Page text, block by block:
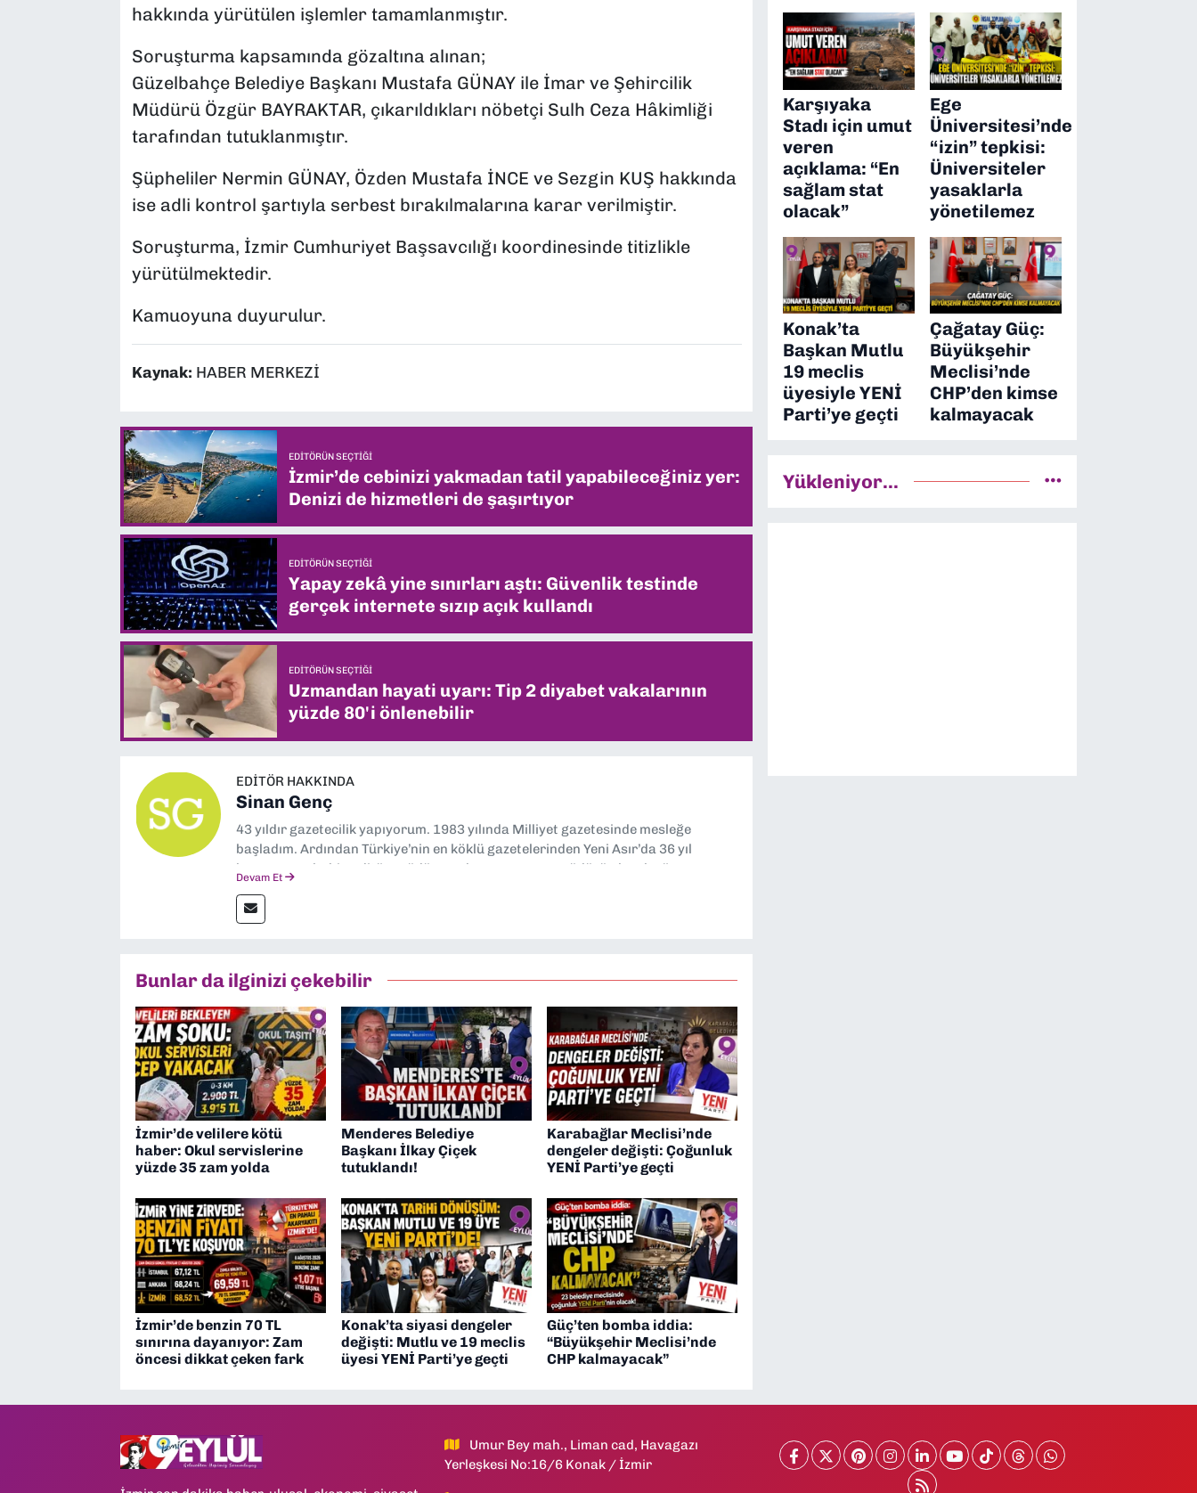
hakkında yürütülen işlemler tamamlanmıştır.
Soruşturma kapsamında gözaltına alınan;
Güzelbahçe Belediye Başkanı Mustafa GÜNAY ile İmar ve Şehircilik
Müdürü Özgür BAYRAKTAR, çıkarıldıkları nöbetçi Sulh Ceza Hâkimliği
tarafından tutuklanmıştır.
Şüpheliler Nermin GÜNAY, Özden Mustafa İNCE ve Sezgin KUŞ hakkında
ise adli kontrol şartıyla serbest bırakılmalarına karar verilmiştir.
Soruşturma, İzmir Cumhuriyet Başsavcılığı koordinesinde titizlikle
yürütülmektedir.
Kamuoyuna duyurulur.
Kaynak: HABER MERKEZİ
EDITÖRÜN SEÇTIĞI
İzmir’de cebinizi yakmadan tatil yapabileceğiniz yer:
Denizi de hizmetleri de şaşırtıyor
EDITÖRÜN SEÇTIĞI
Yapay zekâ yine sınırları aştı: Güvenlik testinde
gerçek internete sızıp açık kullandı
EDITÖRÜN SEÇTIĞI
Uzmandan hayati uyarı: Tip 2 diyabet vakalarının
yüzde 80'i önlenebilir
EDITÖR HAKKINDA
Sinan Genç
43 yıldır gazetecilik yapıyorum. 1983 yılında Milliyet gazetesinde mesleğe
başladım. Ardından Türkiye’nin en köklü gazetelerinden Yeni Asır’da 36 yıl
boyunca muhabir, editör, müdür yardımcısı ve spor müdürü olarak görev
anda Dokuz Eylül Gazetesi'nde editörlük yapıyorum
Devam Et
Bunlar da ilginizi çekebilir
İzmir’de velilere kötü
haber: Okul servislerine
yüzde 35 zam yolda
Menderes Belediye
Başkanı İlkay Çiçek
tutuklandı!
Karabağlar Meclisi’nde
dengeler değişti: Çoğunluk
YENİ Parti’ye geçti
İzmir’de benzin 70 TL
sınırına dayanıyor: Zam
öncesi dikkat çeken fark
Konak’ta siyasi dengeler
değişti: Mutlu ve 19 meclis
üyesi YENİ Parti’ye geçti
Güç’ten bomba iddia:
“Büyükşehir Meclisi’nde
CHP kalmayacak”
Karşıyaka
Stadı için umut
veren
açıklama: “En
sağlam stat
olacak”
Ege
Üniversitesi’nde
“izin” tepkisi:
Üniversiteler
yasaklarla
yönetilemez
Konak’ta
Başkan Mutlu
19 meclis
üyesiyle YENİ
Parti’ye geçti
Çağatay Güç:
Büyükşehir
Meclisi’nde
CHP’den kimse
kalmayacak
Yükleniyor...
Umur Bey mah., Liman cad, Havagazı
Yerleşkesi No:16/6 Konak / İzmir